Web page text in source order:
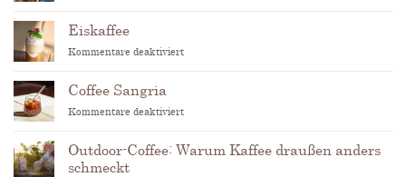
Eiskaffee
Kommentare deaktiviertfür
Coffee Sangria
Kommentare deaktiviertfür
Sangria
Outdoor-Coffee: Warum Kaffee draußen anders
schmeckt